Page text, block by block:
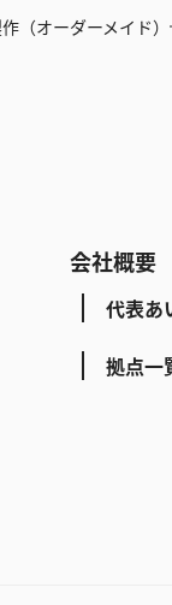
（オーダーメイド）
会社概要
代表あ
拠点一